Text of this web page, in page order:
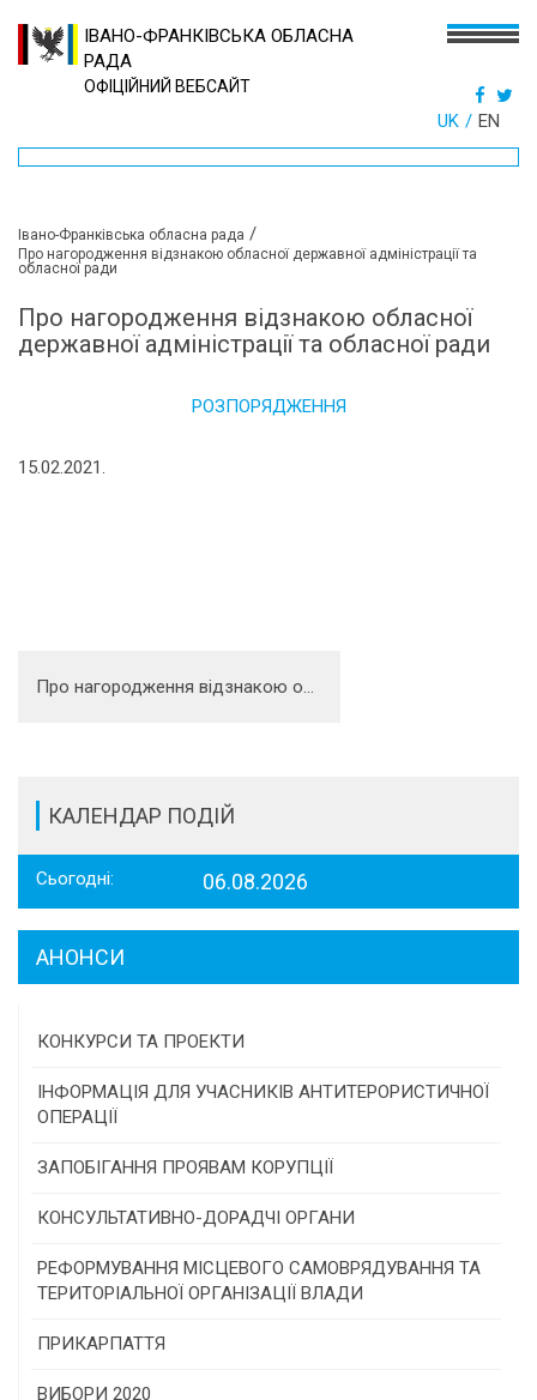
ІВАНО-ФРАНКІВСЬКА ОБЛАСНА
РАДА
ОФІЦІЙНИЙ ВЕБСАЙТ
UK EN
Івано-Франківська обласна рада /
Про нагородження відзнакою обласної державної адміністрації та
обласної ради
Про нагородження відзнакою обласної
державної адміністрації та обласної ради
РОЗПОРЯДЖЕННЯ
15.02.2021.
Про нагородження відзнакою обласної державної адміністрації та обласної ради
КАЛЕНДАР ПОДІЙ
Сьогодні: 06.08.2026
АНОНСИ
КОНКУРСИ ТА ПРОЕКТИ
Конкурс проектів та програм місцевого
самоврядування
Конкурс інститутів громадянського суспільства
Програми/конкурси МТД
ІНФОРМАЦІЯ ДЛЯ УЧАСНИКІВ АНТИТЕРОРИСТИЧНОЇ
ОПЕРАЦІЇ
ЗАПОБІГАННЯ ПРОЯВАМ КОРУПЦІЇ
КОНСУЛЬТАТИВНО-ДОРАДЧІ ОРГАНИ
Консультативна рада
РЕФОРМУВАННЯ МІСЦЕВОГО САМОВРЯДУВАННЯ ТА
ТЕРИТОРІАЛЬНОЇ ОРГАНІЗАЦІЇ ВЛАДИ
ПРИКАРПАТТЯ
Історична довідка
ВИБОРИ 2020